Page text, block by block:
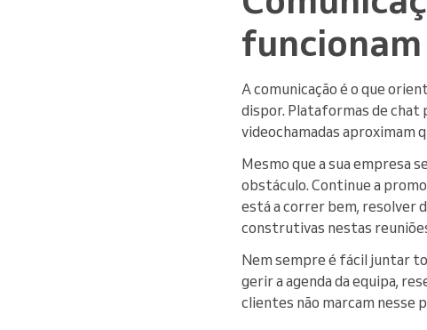
funcionam
A comunicação é o que
dispor. Plataformas de chat
videochamadas aproximam
Mesmo que a sua empresa
obstáculo. Continue a
está a correr bem, resolver
construtivas nestas
Nem sempre é fácil juntar
gerir a agenda da equipa,
clientes não marcam nesse